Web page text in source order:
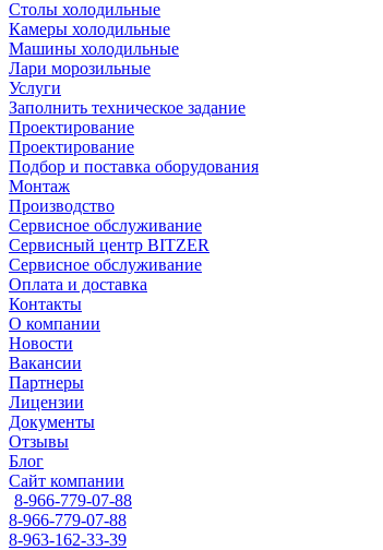
Столы холодильные
Камеры холодильные
Машины холодильные
Лари морозильные
Услуги
Заполнить техническое задание
Проектирование
Проектирование
Подбор и поставка оборудования
Монтаж
Производство
Сервисное обслуживание
Сервисный центр BITZER
Сервисное обслуживание
Оплата и доставка
Контакты
О компании
Новости
Вакансии
Партнеры
Лицензии
Документы
Отзывы
Блог
Сайт компании
8-966-779-07-88
8-966-779-07-88
8-963-162-33-39